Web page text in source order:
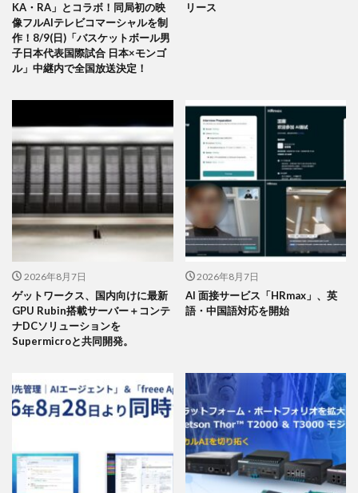
KA・RA」とコラボ！同局初の映
像フルAIテレビコマーシャルを制
作！8/9(日)「バスケットボール男
子日本代表国際試合 日本×モンゴ
ル」中継内で全国放送決定！
リース
2026年8月7日
ゲットワークス、国内向けに最新
GPU Rubin搭載サーバー＋コンテ
ナDCソリューションを
Supermicroと共同開発。
2026年8月7日
AI 面接サービス「HRmax」、英
語・中国語対応を開始